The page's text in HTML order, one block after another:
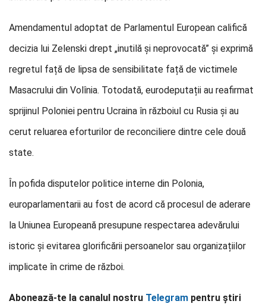
Amendamentul adoptat de Parlamentul European califică
decizia lui Zelenski drept „inutilă și neprovocată” și exprimă
regretul față de lipsa de sensibilitate față de victimele
Masacrului din Volînia. Totodată, eurodeputații au reafirmat
sprijinul Poloniei pentru Ucraina în războiul cu Rusia și au
cerut reluarea eforturilor de reconciliere dintre cele două
state.
În pofida disputelor politice interne din Polonia,
europarlamentarii au fost de acord că procesul de aderare
la Uniunea Europeană presupune respectarea adevărului
istoric și evitarea glorificării persoanelor sau organizațiilor
implicate în crime de război.
Abonează-te la canalul nostru Telegram pentru știri